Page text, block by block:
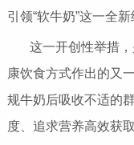
引领“软牛奶”这一全新
这一开创性举措
康饮食方式作出的又
规牛奶后吸收不适的
度、追求营养高效获